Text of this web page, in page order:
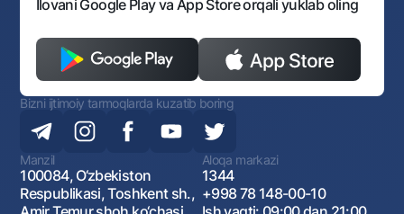
Ilovani Google Play va App Store orqali yuklab oling
Bizni ijtimoiy tarmoqlarda kuzatib boring
Manzil
100084, O‘zbekiston
Respublikasi, Toshkent sh.,
Aloqa markazi
1344
+998 78 148-00-10